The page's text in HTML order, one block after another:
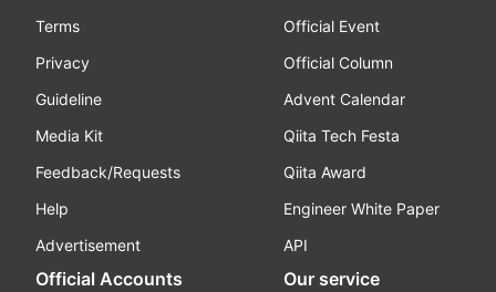
Terms
Privacy
Guideline
Media Kit
Feedback/Requests
Help
Advertisement
Official Event
Official Column
Advent Calendar
Qiita Tech Festa
Qiita Award
Engineer White Paper
API
Official Accounts Our service